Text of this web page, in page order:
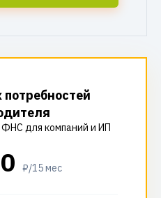
ФНС для компаний и ИП
₽/15 мес